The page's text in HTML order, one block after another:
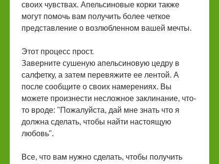
своих чувствах. Апельсиновые корки также
могут помочь вам получить более четкое
представление о возлюбленном вашей мечты.
Этот процесс прост.
Заверните сушеную апельсиновую цедру в
салфетку, а затем перевяжите ее лентой. А
после сообщите о своих намерениях. Вы
можете произнести несложное заклинание, что-
то вроде: "Пожалуйста, дай мне знать что я
должна сделать, чтобы найти настоящую
любовь".
Все, что вам нужно сделать, чтобы получить